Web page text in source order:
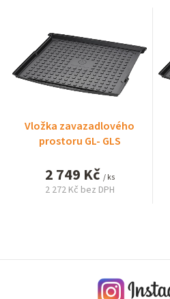
Vložka zavazadlového
prostoru GL- GLS
2 749 Kč / ks
2 272 Kč bez DPH